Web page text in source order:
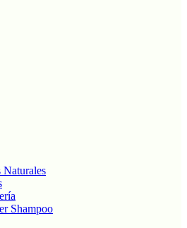
Naturales
Shampoo